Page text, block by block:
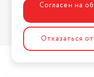
Согласен на
Отказаться